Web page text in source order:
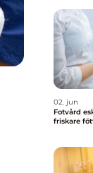
02. jun
Fotvård
friskare